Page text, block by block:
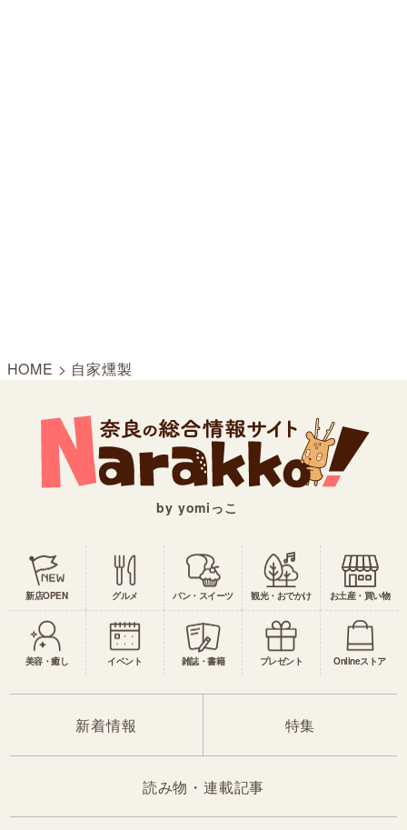
HOME > 自家燻製
by yomiっこ
新店OPEN グルメ パン・スイーツ 観光・おでかけ お土産・買い物
美容・癒し イベント 雑誌・書籍 プレゼント Onlineストア
新着情報 特集
読み物・連載記事